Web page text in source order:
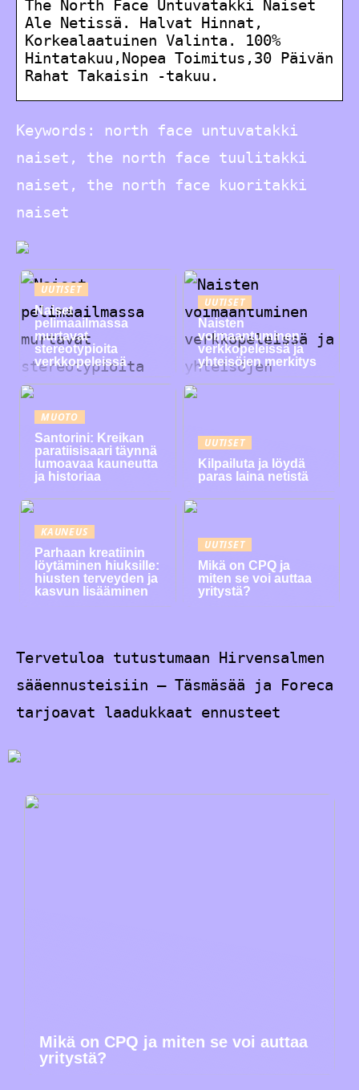
The North Face Untuvatakki Naiset
Ale Netissä. Halvat Hinnat,
Korkealaatuinen Valinta. 100%
Hintatakuu,Nopea Toimitus,30 Päivän
Rahat Takaisin -takuu.
Keywords: north face untuvatakki
naiset, the north face tuulitakki
naiset, the north face kuoritakki
naiset
UUTISET
Naiset
pelimaailmassa
murtavat
stereotypioita
verkkopeleissä
UUTISET
Naisten
voimaantuminen
verkkopeleissä ja
yhteisöjen merkitys
MUOTO
Santorini: Kreikan
paratiisisaari täynnä
lumoavaa kauneutta
ja historiaa
UUTISET
Kilpailuta ja löydä
paras laina netistä
KAUNEUS
Parhaan kreatiinin
löytäminen hiuksille:
hiusten terveyden ja
kasvun lisääminen
UUTISET
Mikä on CPQ ja
miten se voi auttaa
yritystä?
Tervetuloa tutustumaan Hirvensalmen
sääennusteisiin – Täsmäsää ja Foreca
tarjoavat laadukkaat ennusteet
Mikä on CPQ ja miten se voi auttaa
yritystä?